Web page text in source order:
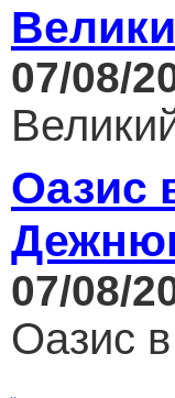
07/08/
Оазис
07/08/
Оазис